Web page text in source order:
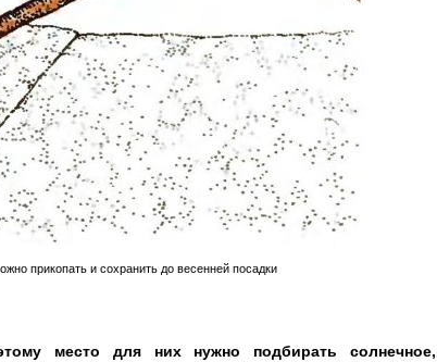
прикопать и сохранить до весенней посадки
место для них нужно подбирать солнечное,